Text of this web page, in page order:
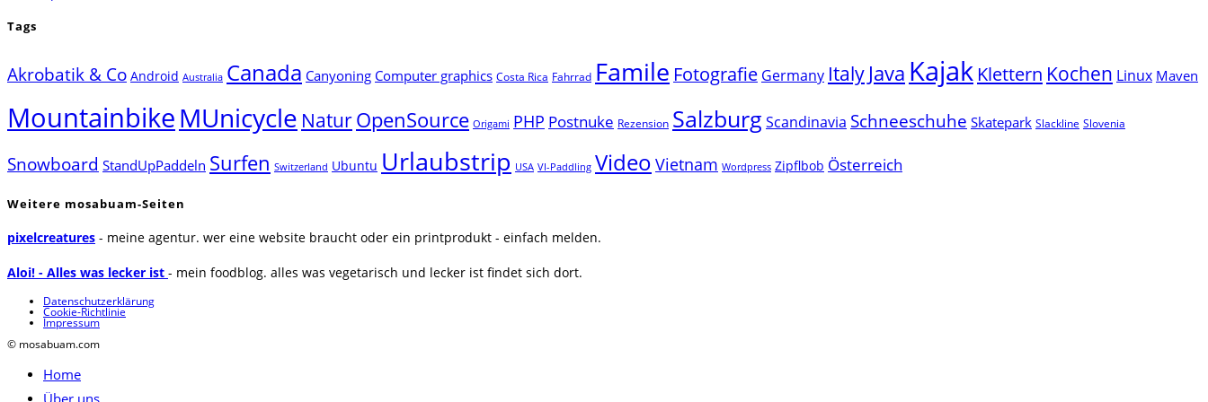
Tags
Akrobatik & Co Android Australia Canada Canyoning Computer graphics Costa Rica Fahrrad Famile Fotografie Germany Italy Java Kajak Klettern Kochen Linux Maven
MountainbikeMUnicycle NaturOpenSource Origami PHP Postnuke Rezension SalzburgScandinavia Schneeschuhe Skatepark Slackline Slovenia
Snowboard StandUpPaddeln Surfen Switzerland Ubuntu Urlaubstrip USA VI-Paddling Video Vietnam Wordpress Zipflbob Österreich
Weitere mosabuam-Seiten
pixelcreatures - meine agentur. wer eine website braucht oder ein printprodukt - einfach melden.
Aloi! - Alles was lecker ist - mein foodblog. alles was vegetarisch und lecker ist findet sich dort.
Datenschutzerklärung
Cookie-Richtlinie
Impressum
© mosabuam.com
Home
Über uns